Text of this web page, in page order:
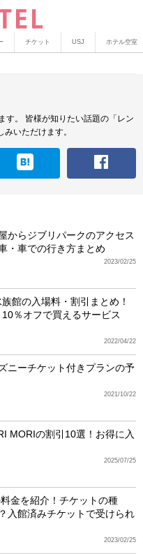
チケット USJ ホテル空室
す。
皆様が知りたい話題の「レン
いただけます。
からジブリパークのアクセス
・車での行き方まとめ
2023/02/25
館の入場料・割引まとめ！
％オフで買えるサービス
2022/04/22
ニーチケット付きプランの予
2021/10/22
MORIの割引10選！お得に入
2025/07/25
金を紹介！チケットの種
入館済みチケットで受けられ
2023/02/25